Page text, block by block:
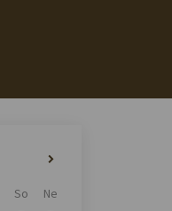
So
Ne